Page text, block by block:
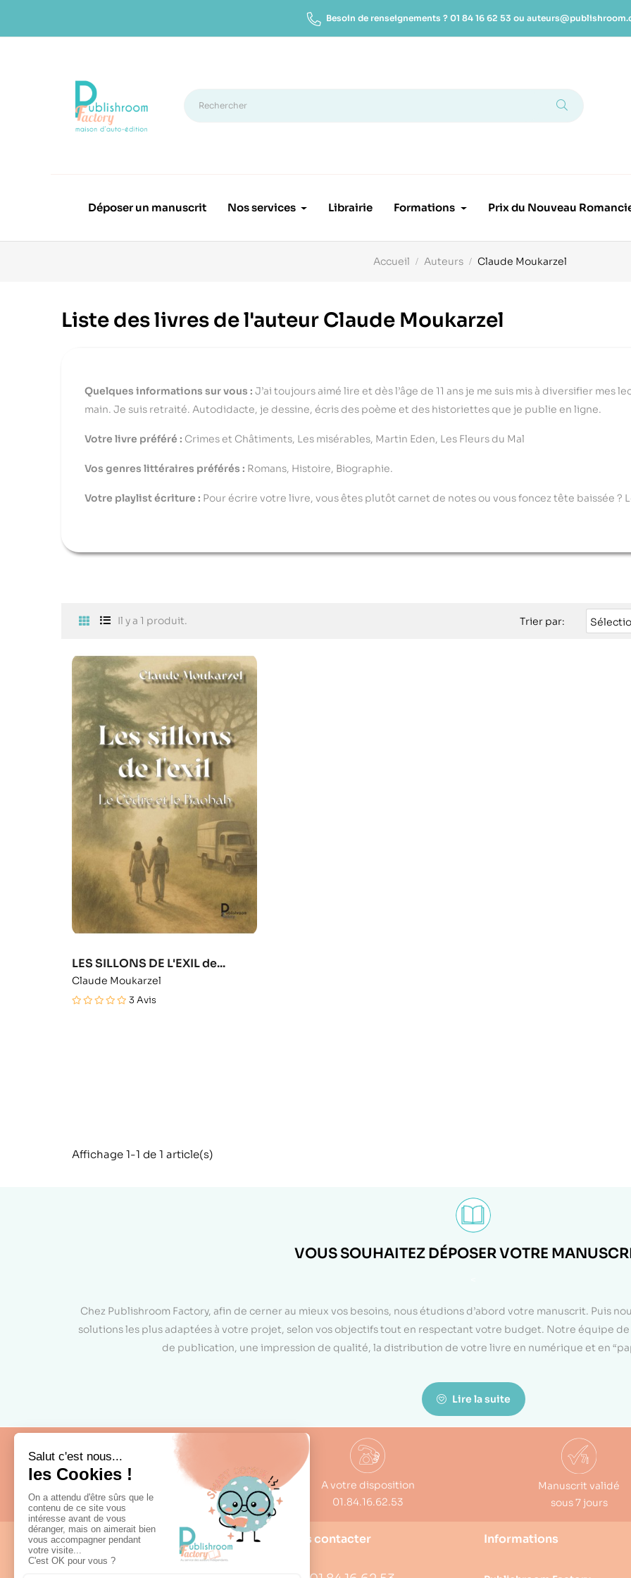
Besoin de renseignements ? 01 84 16 62 53 ou
Déposer un manuscrit Nos services Librairie Formations Prix du Nouveau
Accueil Auteurs Claude Moukarzel
Liste des livres de l'auteur Claude Moukarzel
Quelques informations sur vous : J’ai toujours aimé lire et dès l’âge de 11 ans je me suis mis à diversifier mes
main. Je suis retraité. Autodidacte, je dessine, écris des poème et des historiettes que je publie en ligne.
Votre livre préféré : Crimes et Châtiments, Les misérables, Martin Eden, Les Fleurs du Mal
Vos genres littéraires préférés : Romans, Histoire, Biographie.
Votre playlist écriture : Pour écrire votre livre, vous êtes plutôt carnet de notes ou vous foncez tête baissée ?
Il y a 1 produit. Trier par:
LES SILLONS DE L'EXIL de...
Claude Moukarzel
3 Avis
Affichage 1-1 de 1 article(s)
VOUS SOUHAITEZ DÉPOSER VOTRE
Chez Publishroom Factory, afin de cerner au mieux vos besoins, nous étudions d’abord votre manuscrit. Puis
solutions les plus adaptées à votre projet, selon vos objectifs tout en respectant votre budget. Notre équipe
de publication, une impression de qualité, la distribution de votre livre en numérique et en
Lire la suite
Fabrication française
A votre disposition
01.84.16.62.53
Manuscrit validé
sous 7 jours
Nous contacter Informations